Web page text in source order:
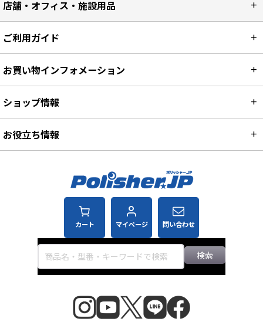
店舗・オフィス・施設用品
カート マイページ 問い合わせ
検索
ご利用ガイド
お買い物インフォメーション
ショップ情報
お役立ち情報